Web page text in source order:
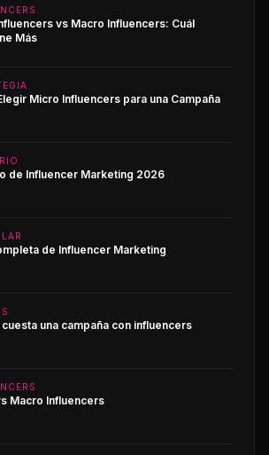
vs Macro Influencers: Cuál
Más
Micro Influencers para una Campaña
de Influencer Marketing 2026
de Influencer Marketing
cuesta una campaña con influencers
Macro Influencers